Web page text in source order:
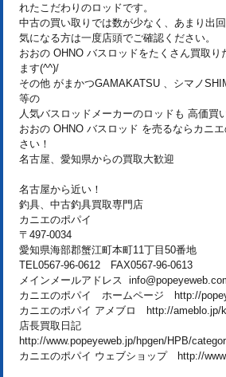
れたこだわりのロッドです。
中古の買い取りでは数が少なく、あまり出
気になる方は一度店頭でご確認ください。
おおの OHNO バスロッドをたくさん買取
ます(^^)/
その他 がまかつGAMAKATSU 、シマノ
等の
人気バスロッドメーカーのロッドも 高価買
おおの OHNO バスロッド を売るならカニ
さい！
名古屋、愛知県からの買取大歓迎
名古屋から近い！
釣具、中古釣具買取専門店
カニエのポパイ
〒497-0034
愛知県海部郡蟹江町本町11丁目50番地
TEL0567-96-0612 FAX0567-96-0613
メインメールアドレス
カニエのポパイ ホームページ http://
カニエのポパイ アメブロ http://ameblo.jp/
店長買取日記
http://www.popeyeweb.jp/hpgen/HPB/
カニエのポパイ ウェブショップ http://